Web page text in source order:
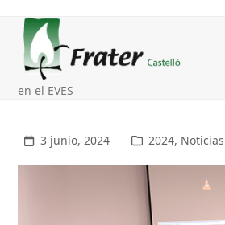
Open
mobile
menu
Close
mobile
menu
en el EVES
3 junio, 2024 2024, Noticias